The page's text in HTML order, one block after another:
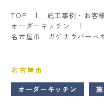
TOP
施工事例・お客
オーダーキッチン
名古屋市 ガゲナウバーベ
名古屋市
オーダーキッチン